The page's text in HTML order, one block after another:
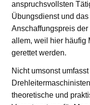
anspruchsvollsten
Übungsdienst und
Anschaffungspreis
allem, weil hier häufig
gerettet werden.
Nicht umsonst
theoretische und